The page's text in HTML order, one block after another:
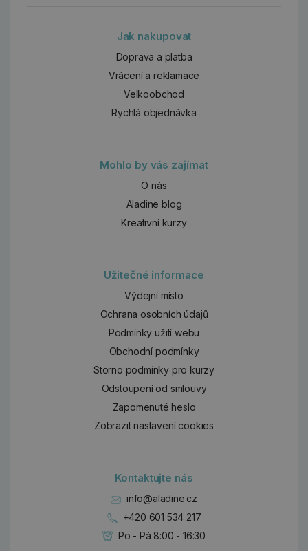
Jak nakupovat
Doprava a platba
Vrácení a reklamace
Velkoobchod
Rychlá objednávka
Mohlo by vás zajímat
O nás
Aladine blog
Kreativní kurzy
Užitečné informace
Výdejní místo
Ochrana osobních údajů
Podmínky užití webu
Obchodní podmínky
Storno podmínky pro kurzy
Odstoupení od smlouvy
Zapomenuté heslo
Zobrazit nastavení cookies
Kontaktujte nás
info@aladine.cz
+420 601 534 217
Po - Pá 8:00 - 16:30